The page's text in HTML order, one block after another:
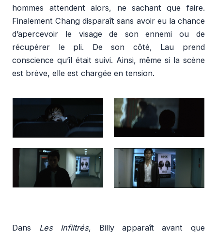
hommes attendent alors, ne sachant que faire.
Finalement Chang disparaît sans avoir eu la chance
d’apercevoir le visage de son ennemi ou de
récupérer le pli. De son côté, Lau prend
conscience qu’il était suivi. Ainsi, même si la scène
est brève, elle est chargée en tension.
Dans Les Infiltrés, Billy apparaît avant que